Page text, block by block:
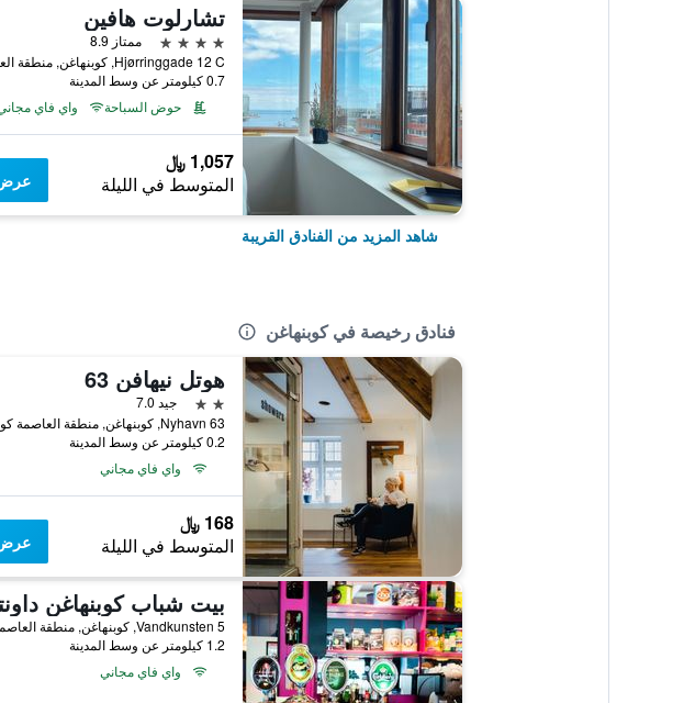
تشارلوت هافين
4 نجوم
ممتاز 8.9
0.7 كيلومتر عن وسط المدينة
حوض السباحة
واي فاي
1,057 ﷼
المتوسط في الليلة
شاهد المزيد من الفنادق القريبة
فنادق رخيصة في كوبنهاغن
هوتل نيهافن 63
2 نجمتين
جيد 7.0
0.2 كيلومتر عن وسط المدينة
واي فاي مجاني
168 ﷼
المتوسط في الليلة
بيت شباب كوبنهاغن
1.2 كيلومتر عن وسط المدينة
واي فاي مجاني